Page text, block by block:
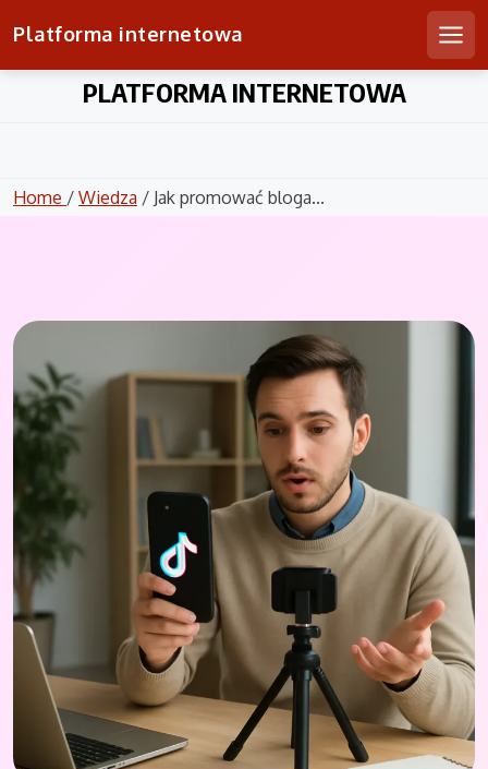
Platforma internetowa
PLATFORMA INTERNETOWA
Home / Wiedza / Jak promować bloga...